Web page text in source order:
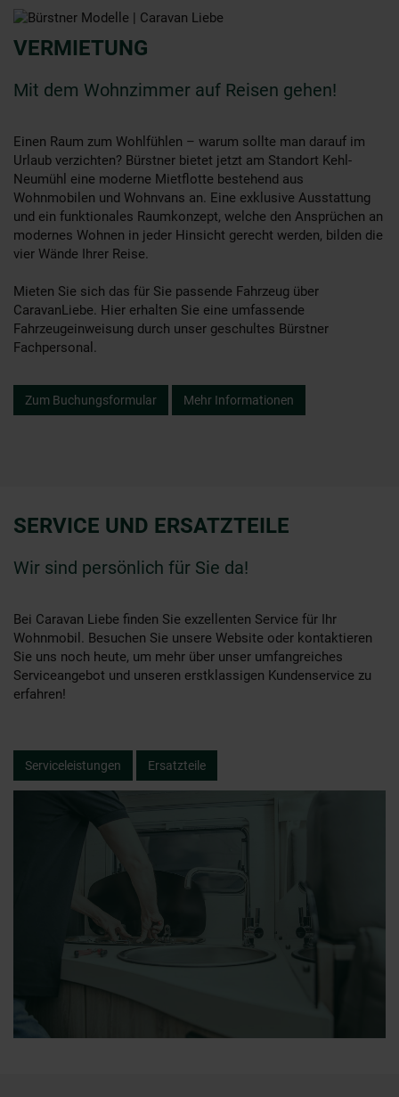
VERMIETUNG
Mit dem Wohnzimmer auf Reisen gehen!
Einen Raum zum Wohlfühlen – warum sollte man darauf im
Urlaub verzichten? Bürstner bietet jetzt am Standort Kehl-
Neumühl eine moderne Mietflotte bestehend aus
Wohnmobilen und Wohnvans an. Eine exklusive Ausstattung
und ein funktionales Raumkonzept, welche den Ansprüchen an
modernes Wohnen in jeder Hinsicht gerecht werden, bilden die
vier Wände Ihrer Reise.
Mieten Sie sich das für Sie passende Fahrzeug über
CaravanLiebe. Hier erhalten Sie eine umfassende
Fahrzeugeinweisung durch unser geschultes Bürstner
Fachpersonal.
Zum Buchungsformular Mehr Informationen
SERVICE UND ERSATZTEILE
Wir sind persönlich für Sie da!
Bei Caravan Liebe finden Sie exzellenten Service für Ihr
Wohnmobil. Besuchen Sie unsere Website oder kontaktieren
Sie uns noch heute, um mehr über unser umfangreiches
Serviceangebot und unseren erstklassigen Kundenservice zu
erfahren!
Serviceleistungen Ersatzteile